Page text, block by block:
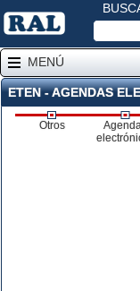
MENÚ
ETEN - AGENDAS
Otros